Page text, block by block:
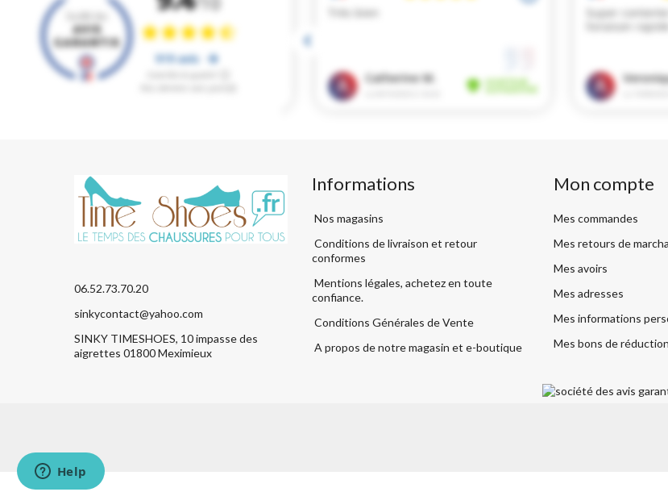
06.52.73.70.20
sinkycontact@yahoo.com
SINKY TIMESHOES, 10 impasse des
aigrettes 01800 Meximieux
Informations
Nos magasins
Conditions de livraison et retour
conformes
Mentions légales, achetez en toute
confiance.
Conditions Générales de Vente
A propos de notre magasin et e-boutique
Mon compte
Mes commandes
Mes retours de
Mes avoirs
Mes adresses
Mes informations
Mes bons de réduction